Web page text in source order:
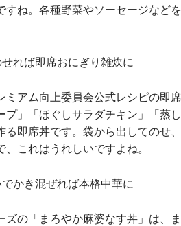
すね。各種野菜やソーセージなど
れば即席おにぎり雑炊に
アム向上委員会公式レシピの即
プ」「ほぐしサラダチキン」「蒸
る即席丼です。袋から出してのせ
、これはうれしいですよね。
かき混ぜれば本格中華に
の「まろやか麻婆なす丼」は、